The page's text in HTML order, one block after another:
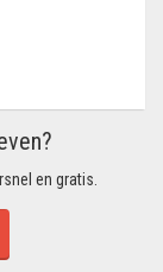
en gratis.